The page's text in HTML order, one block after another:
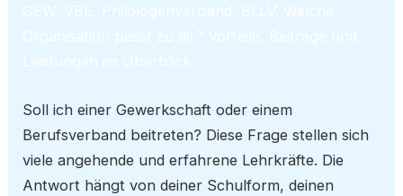
GEW, VBE, Philologenverband, BLLV: Welche
Organisation passt zu dir? Vorteile, Beiträge und
Leistungen im Überblick
Soll ich einer Gewerkschaft oder einem
Berufsverband beitreten? Diese Frage stellen sich
viele angehende und erfahrene Lehrkräfte. Die
Antwort hängt von deiner Schulform, deinen